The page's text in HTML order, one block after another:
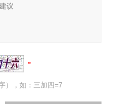
），如：三加四=7